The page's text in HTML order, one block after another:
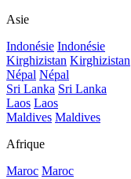
Asie
Indonésie Indonésie
Kirghizistan Kirghizistan
Népal Népal
Sri Lanka Sri Lanka
Laos Laos
Maldives Maldives
Afrique
Maroc Maroc